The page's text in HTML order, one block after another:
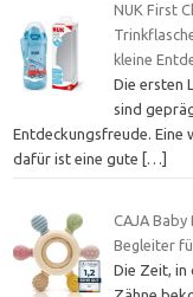
NUK First
kleine
Die ersten
sind
Entdeckungsfreude. Eine
dafür ist eine gute
[…]
CAJA
Begleiter
Die Zeit, in